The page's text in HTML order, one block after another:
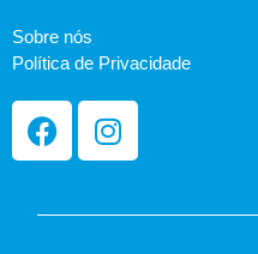
Sobre nós
Política de Privacidade